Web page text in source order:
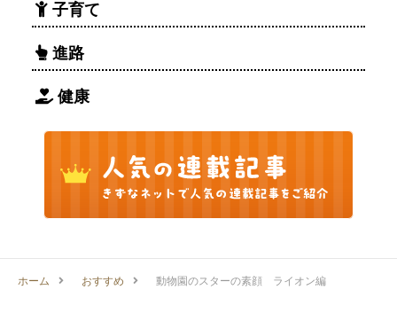
子育て
進路
健康
ホーム おすすめ 動物園のスターの素顔 ライオン編